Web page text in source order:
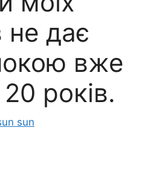
не дає
вже
років.
sun